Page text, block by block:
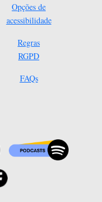
Opções de
acessibilidade
Regras
RGPD
FAQs